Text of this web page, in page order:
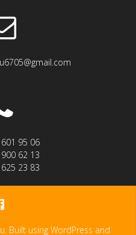
95 06
62 13
23 83
Built using WordPress and